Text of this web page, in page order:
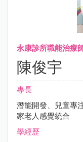
永康診所職能治療
陳俊宇
專長
潛能開發、兒童專
家老人感覺統合
學經歷